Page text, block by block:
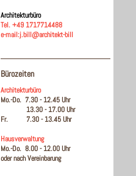
Architekturbüro
Tel. +49 1717714488
e-mail:j.bill@architekt-bill
Bürozeiten
Architekturbüro
Mo.-Do. 7.30 - 12.45 Uhr
13.30 - 17.00 Uhr
Fr. 7.30 - 13.45 Uhr
Hausverwaltung
Mo.-Do. 8.00 - 12.00 Uhr
oder nach Vereinbarung